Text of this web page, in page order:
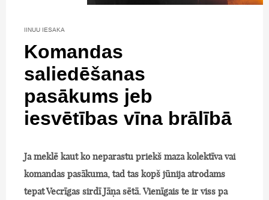
IINUU IESAKA
Komandas
saliedēšanas
pasākums jeb
iesvētības vīna brālībā
Ja meklē kaut ko neparastu priekš maza kolektīva vai
komandas pasākuma, tad tas kopš jūnija atrodams
tepat Vecrīgas sirdī Jāņa sētā. Vienīgais te ir viss pa